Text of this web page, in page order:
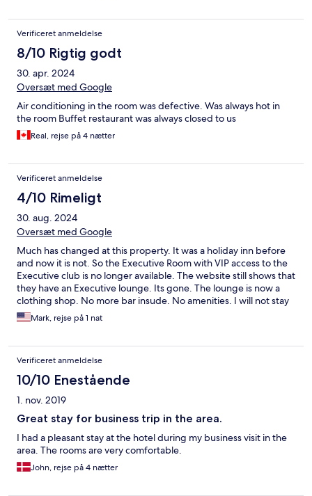
Verificeret anmeldelse
8/10 Rigtig godt
30. apr. 2024
Oversæt med Google
Air conditioning in the room was defective. Was always hot in
the room Buffet restaurant was always closed to us
Real, rejse på 4 nætter
Verificeret anmeldelse
4/10 Rimeligt
30. aug. 2024
Oversæt med Google
Much has changed at this property. It was a holiday inn before
and now it is not. So the Executive Room with VIP access to the
Executive club is no longer available. The website still shows that
they have an Executive lounge. Its gone. The lounge is now a
clothing shop. No more bar insude. No amenities. I will not stay
here on my next visit.
Mark, rejse på 1 nat
Verificeret anmeldelse
10/10 Enestående
1. nov. 2019
Great stay for business trip in the area.
I had a pleasant stay at the hotel during my business visit in the
area. The rooms are very comfortable.
John, rejse på 4 nætter